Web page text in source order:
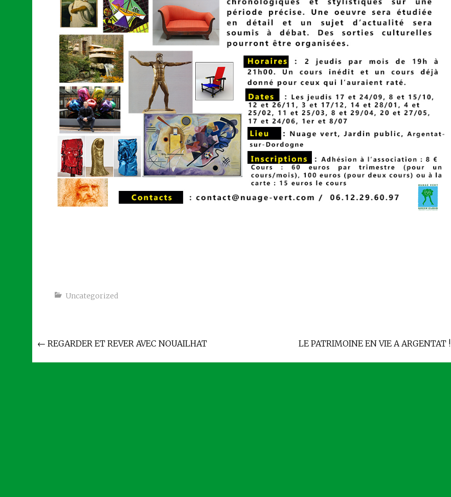
Uncategorized
Navigation
de
← REGARDER ET REVER AVEC NOUAILHAT LE PATRIMOINE EN VIE A ARGENTAT !